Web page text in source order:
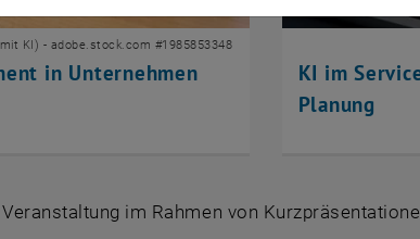
in Unternehmen
KI) - adobe.stock.com #1985853348
KI im
Planung
im Rahmen von